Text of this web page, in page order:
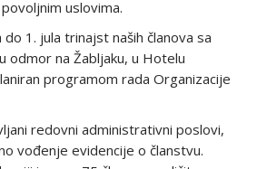
uslovima.
1. jula trinajst naših članova sa
odmor na Žabljaku, u Hotelu
programom rada Organizacije
redovni administrativni poslovi,
vođenje evidencije o članstvu.